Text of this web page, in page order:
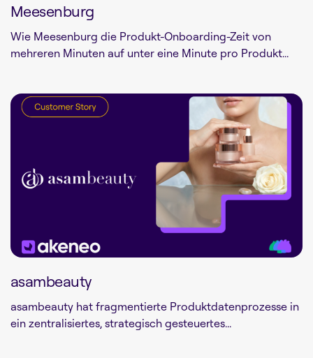
Meesenburg
Wie Meesenburg die Produkt-Onboarding-Zeit von
mehreren Minuten auf unter eine Minute pro Produkt...
asambeauty
asambeauty hat fragmentierte Produktdatenprozesse in
ein zentralisiertes, strategisch gesteuertes...